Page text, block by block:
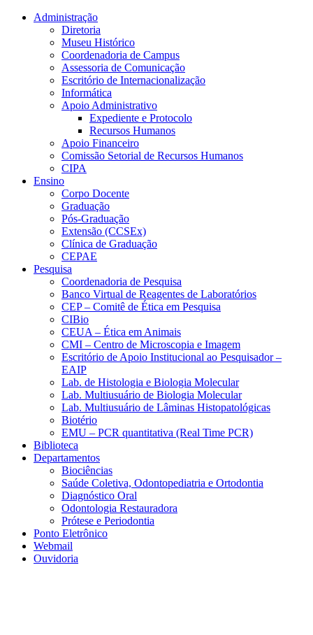
Conteúdo principal Menu principal
Administração
Diretoria
Museu Histórico
Coordenadoria de Campus
Assessoria de Comunicação
Escritório de Internacionalização
Informática
Apoio Administrativo
Expediente e Protocolo
Recursos Humanos
Apoio Financeiro
Comissão Setorial de Recursos Humanos
CIPA
Ensino
Corpo Docente
Graduação
Pós-Graduação
Extensão (CCSEx)
Clínica de Graduação
CEPAE
Pesquisa
Coordenadoria de Pesquisa
Banco Virtual de Reagentes de Laboratórios
CEP – Comitê de Ética em Pesquisa
CIBio
CEUA – Ética em Animais
CMI – Centro de Microscopia e Imagem
Escritório de Apoio Institucional ao Pesquisador –
EAIP
Lab. de Histologia e Biologia Molecular
Lab. Multiusuário de Biologia Molecular
Lab. Multiusuário de Lâminas Histopatológicas
Biotério
EMU – PCR quantitativa (Real Time PCR)
Biblioteca
Departamentos
Biociências
Saúde Coletiva, Odontopediatria e Ortodontia
Diagnóstico Oral
Odontologia Restauradora
Prótese e Periodontia
Ponto Eletrônico
Webmail
Ouvidoria